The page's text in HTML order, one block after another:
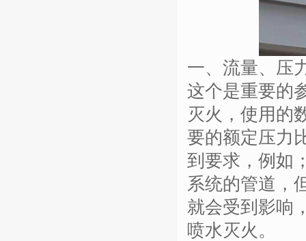
一、流量、压
这个是重要的
灭火，使用的
要的额定压力
到要求，例如
系统的管道，
就会受到影响
喷水灭火。